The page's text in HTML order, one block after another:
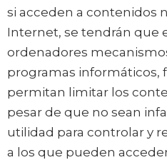
si acceden a contenidos
Internet, se tendrán que
ordenadores
programas informáticos,
permitan limitar los
pesar de que no sean
utilidad para controlar y
a los que pueden